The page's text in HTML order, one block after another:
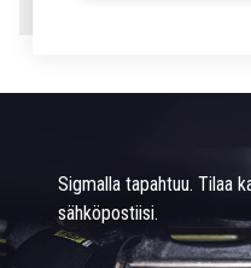
Sigmalla tapahtuu. Tilaa
sähköpostiisi.